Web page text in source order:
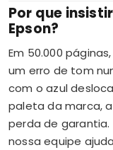
Por que
Epson?
Em 50.000
um erro de tom
com o azul
paleta da marca,
perda de garantia.
nossa equipe